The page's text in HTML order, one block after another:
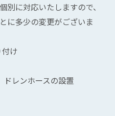
別に対応いたしますので、
に多少の変更がございま
け
レンホースの設置